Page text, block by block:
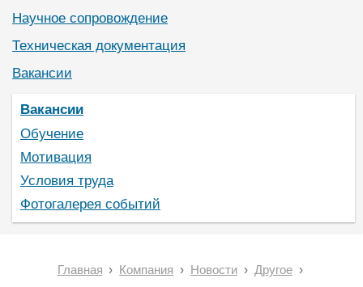
Научное сопровождение
Техническая документация
Вакансии
Вакансии
Обучение
Мотивация
Условия труда
Фотогалерея событий
Главная Компания Новости Другое